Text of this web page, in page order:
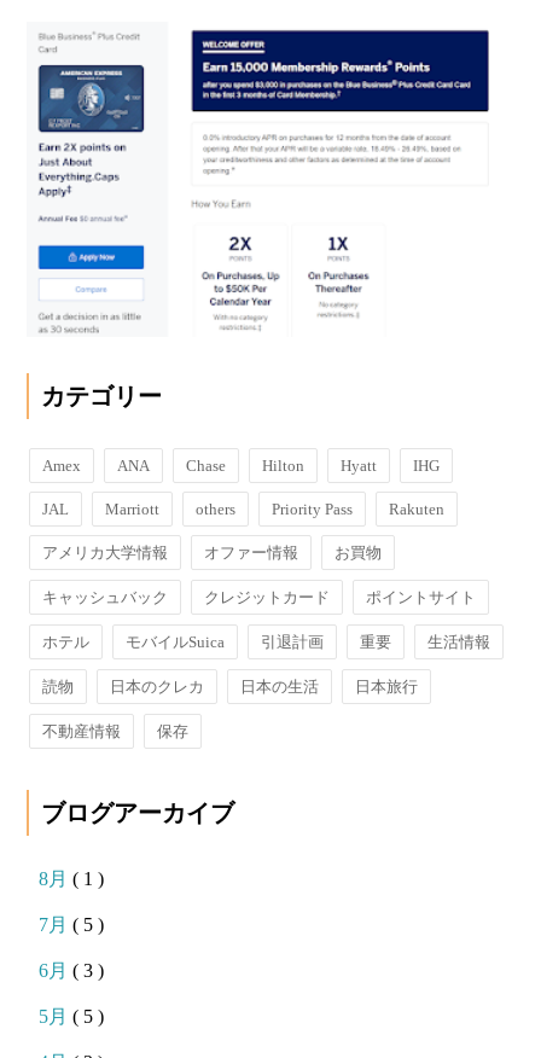
カテゴリー
Amex ANA Chase Hilton Hyatt IHG
JAL Marriott others Priority Pass Rakuten
アメリカ大学情報 オファー情報 お買物
キャッシュバック クレジットカード ポイントサイト
ホテル モバイルSuica 引退計画 重要 生活情報
読物 日本のクレカ 日本の生活 日本旅行
不動産情報 保存
ブログアーカイブ
8月( 1 )
7月( 5 )
6月( 3 )
5月( 5 )